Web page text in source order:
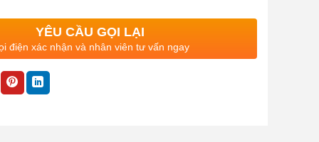
YÊU CẦU GỌI LẠI
điện xác nhận và nhân viên tư vấn ngay